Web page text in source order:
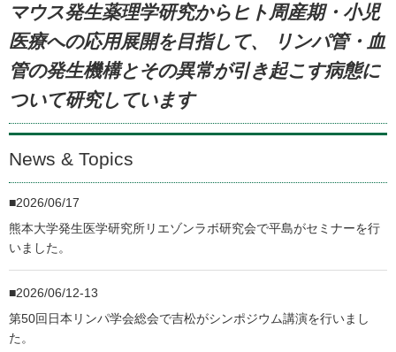
マウス発生薬理学研究からヒト周産期・小児
医療への応用展開を目指して、 リンパ管・血
管の発生機構とその異常が引き起こす病態に
ついて研究しています
News & Topics
2026/06/17
熊本大学発生医学研究所リエゾンラボ研究会で平島がセミナーを行
いました。
2026/06/12-13
第50回日本リンパ学会総会で吉松がシンポジウム講演を行いまし
た。